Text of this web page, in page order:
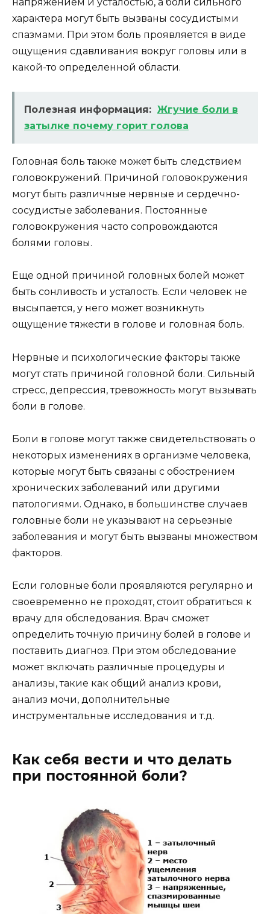
характера могут быть вызваны сосудистыми
спазмами. При этом боль проявляется в виде
ощущения сдавливания вокруг головы или в
какой-то определенной области.
Полезная информация: Жгучие боли в
затылке почему горит голова
Головная боль также может быть следствием
головокружений. Причиной головокружения
могут быть различные нервные и сердечно-
сосудистые заболевания. Постоянные
головокружения часто сопровождаются
болями головы.
Еще одной причиной головных болей может
быть сонливость и усталость. Если человек не
высыпается, у него может возникнуть
ощущение тяжести в голове и головная боль.
Нервные и психологические факторы также
могут стать причиной головной боли. Сильный
стресс, депрессия, тревожность могут вызывать
боли в голове.
Боли в голове могут также свидетельствовать о
некоторых изменениях в организме человека,
которые могут быть связаны с обострением
хронических заболеваний или другими
патологиями. Однако, в большинстве случаев
головные боли не указывают на серьезные
заболевания и могут быть вызваны множеством
факторов.
Если головные боли проявляются регулярно и
своевременно не проходят, стоит обратиться к
врачу для обследования. Врач сможет
определить точную причину болей в голове и
поставить диагноз. При этом обследование
может включать различные процедуры и
анализы, такие как общий анализ крови,
анализ мочи, дополнительные
инструментальные исследования и т.д.
Как себя вести и что делать
при постоянной боли?